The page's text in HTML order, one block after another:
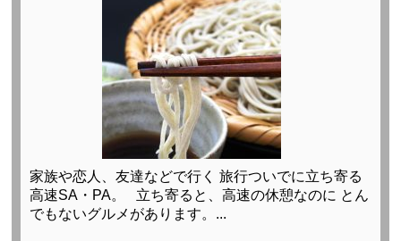
家族や恋人、友達などで行く 旅行ついでに立ち寄る
高速SA・PA。 立ち寄ると、高速の休憩なのに とん
でもないグルメがあります。...